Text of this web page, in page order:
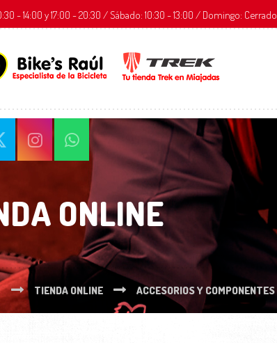
- 14:00 y 17:00 - 20:30 / Sábado: 10:30 - 13:00 / Domingo: Cerrado
ONLINE
TIENDA ONLINE ACCESORIOS Y COMPONENTES